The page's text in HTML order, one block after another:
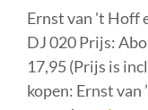
Ernst van 't Hoff
DJ 020 Prijs:
17,95 (Prijs is
kopen: Ernst